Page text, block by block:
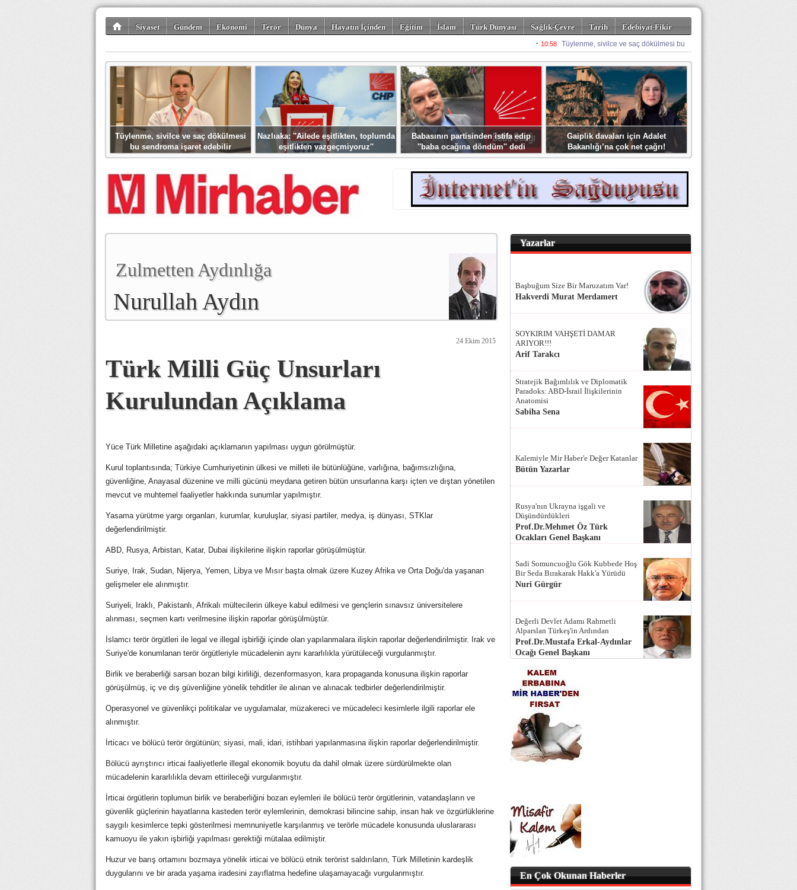
Siyaset Gündem Ekonomi Terör Dünya Hayatın İçinden Eğitim İslam Türk Dünyası Sağlık-Çevre Tarih
Edebiyat-Fikir
Tüylenme, sivilce ve saç dökülmesi
bu sendroma işaret edebilir
Nazlıaka: ''Ailede eşitlikten, toplumda
eşitlikten vazgeçmiyoruz''
Babasının partisinden istifa edip
''baba ocağına döndüm'' dedi
Gaiplik davaları için Adalet
Bakanlığı’na çok net çağrı!
Zulmetten Aydınlığa
Nurullah Aydın
24 Ekim 2015
Türk Milli Güç Unsurları
Kurulundan Açıklama
Yüce Türk Milletine aşağıdaki açıklamanın yapılması uygun görülmüştür.
Kurul toplantısında; Türkiye Cumhuriyetinin ülkesi ve milleti ile bütünlüğüne, varlığına, bağımsızlığına,
güvenliğine, Anayasal düzenine ve milli gücünü meydana getiren bütün unsurlarına karşı içten ve dıştan yönetilen
mevcut ve muhtemel faaliyetler hakkında sunumlar yapılmıştır.
Yasama yürütme yargı organları, kurumlar, kuruluşlar, siyasi partiler, medya, iş dünyası, STKlar
değerlendirilmiştir.
ABD, Rusya, Arbistan, Katar, Dubai ilişkilerine ilişkin raporlar görüşülmüştür.
Suriye, Irak, Sudan, Nijerya, Yemen, Libya ve Mısır başta olmak üzere Kuzey Afrika ve Orta Doğu'da yaşanan
gelişmeler ele alınmıştır.
Suriyeli, Iraklı, Pakistanlı, Afrikalı mültecilerin ülkeye kabul edilmesi ve gençlerin sınavsız üniversitelere
alınması, seçmen kartı verilmesine ilişkin raporlar görüşülmüştür.
İslamcı terör örgütleri ile legal ve illegal işbirliği içinde olan yapılanmalara ilişkin raporlar değerlendirilmiştir. Irak ve
Suriye'de konumlanan terör örgütleriyle mücadelenin aynı kararlılıkla yürütüleceği vurgulanmıştır.
Birlik ve beraberliği sarsan bozan bilgi kirliliği, dezenformasyon, kara propaganda konusuna ilişkin raporlar
görüşülmüş, iç ve dış güvenliğine yönelik tehditler ile alınan ve alınacak tedbirler değerlendirilmiştir.
Operasyonel ve güvenlikçi politikalar ve uygulamalar, müzakereci ve mücadeleci kesimlerle ilgili raporlar ele
alınmıştır.
İrticacı ve bölücü terör örgütünün; siyasi, mali, idari, istihbari yapılanmasına ilişkin raporlar değerlendirilmiştir.
Bölücü ayrıştırıcı irticai faaliyetlerle illegal ekonomik boyutu da dahil olmak üzere sürdürülmekte olan
mücadelenin kararlılıkla devam ettirileceği vurgulanmıştır.
İrticai örgütlerin toplumun birlik ve beraberliğini bozan eylemleri ile bölücü terör örgütlerinin, vatandaşların ve
güvenlik güçlerinin hayatlarına kasteden terör eylemlerinin, demokrasi bilincine sahip, insan hak ve özgürlüklerine
saygılı kesimlerce tepki gösterilmesi memnuniyetle karşılanmış ve terörle mücadele konusunda uluslararası
kamuoyu ile yakın işbirliği yapılması gerektiği mütalaa edilmiştir.
Huzur ve barış ortamını bozmaya yönelik irticai ve bölücü etnik terörist saldırıların, Türk Milletinin kardeşlik
duygularını ve bir arada yaşama iradesini zayıflatma hedefine ulaşamayacağı vurgulanmıştır.
Yazarlar
Başbuğum Size Bir Maruzatım Var!
Hakverdi Murat Merdamert
SOYKIRIM VAHŞETİ DAMAR
ARIYOR!!!
Arif Tarakcı
Stratejik Bağımlılık ve Diplomatik
Paradoks: ABD-İsrail İlişkilerinin
Anatomisi
Sabiha Sena
Kalemiyle Mir Haber'e Değer Katanlar
Bütün Yazarlar
Rusya'nın Ukrayna işgali ve
Düşündürdükleri
Prof.Dr.Mehmet Öz Türk
Ocakları Genel Başkanı
Sadi Somuncuoğlu Gök Kubbede Hoş
Bir Seda Bırakarak Hakk'a Yürüdü
Nuri Gürgür
Değerli Devlet Adamı Rahmetli
Alparslan Türkeş'in Ardından
Prof.Dr.Mustafa Erkal-Aydınlar
Ocağı Genel Başkanı
En Çok Okunan Haberler